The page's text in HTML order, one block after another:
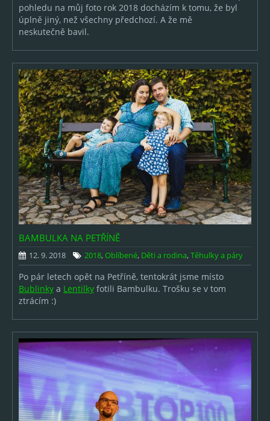
pohledu na můj foto rok 2018 docházím k tomu, že byl
úplně jiný, než všechny předchozí. A že mě
neskutečně bavil.
BAMBULKA NA PETŘÍNĚ
12. 9. 2018 2018,Oblíbené, Děti a rodina,Těhulky a páry
Po pár letech opět na Petříně, tentokrát jsme místo
Bublinky a Lentilky fotili Bambulku. Trošku se v tom
ztrácím :)